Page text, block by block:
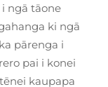
ngā tāone
ki ngā
pārenga i
pai i konei
kaupapa